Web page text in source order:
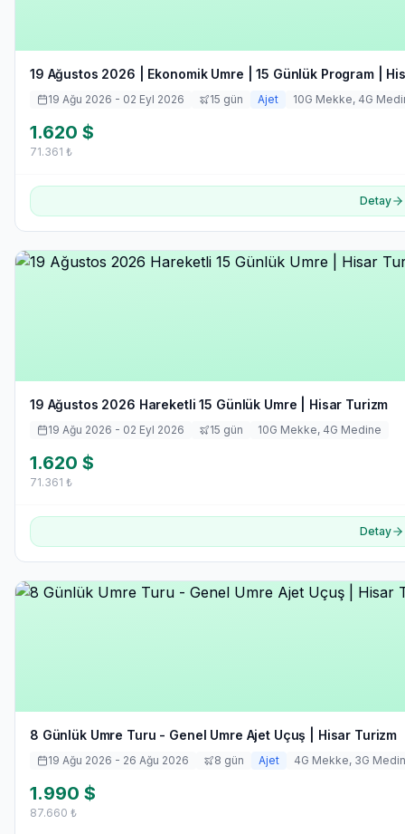
19 Ağustos 2026 | Ekonomik Umre | 15 Günlük Program |
19 Ağu 2026 - 02 Eyl 2026 15 gün Ajet 10G Mekke, 4G
1.620 $
71.361 ₺
Detay
19 Ağustos 2026 Hareketli 15 Günlük Umre | Hisar Turizm
19 Ağu 2026 - 02 Eyl 2026 15 gün 10G Mekke, 4G Medine
1.620 $
71.361 ₺
Detay
8 Günlük Umre Turu - Genel Umre Ajet Uçuş | Hisar Turizm
19 Ağu 2026 - 26 Ağu 2026 8 gün Ajet 4G Mekke, 3G
1.990 $
87.660 ₺